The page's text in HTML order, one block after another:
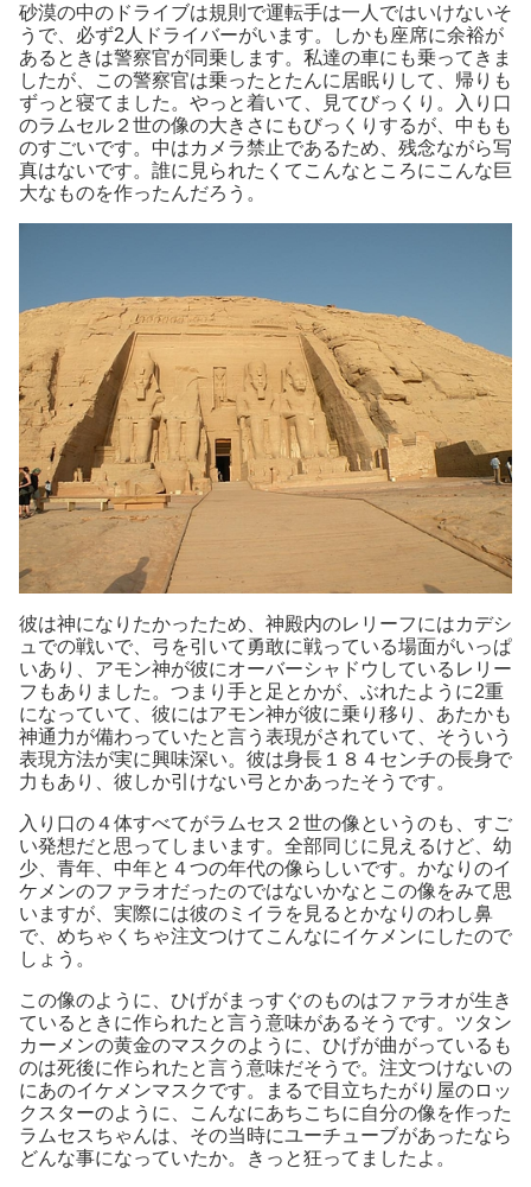
砂漠の中のドライブは規則で運転手は一人ではいけないそ
うで、必ず2人ドライバーがいます。しかも座席に余裕が
あるときは警察官が同乗します。私達の車にも乗ってきま
したが、この警察官は乗ったとたんに居眠りして、帰りも
ずっと寝てました。やっと着いて、見てびっくり。入り口
のラムセル２世の像の大きさにもびっくりするが、中もも
のすごいです。中はカメラ禁止であるため、残念ながら写
真はないです。誰に見られたくてこんなところにこんな巨
大なものを作ったんだろう。
彼は神になりたかったため、神殿内のレリーフにはカデシ
ュでの戦いで、弓を引いて勇敢に戦っている場面がいっぱ
いあり、アモン神が彼にオーバーシャドウしているレリー
フもありました。つまり手と足とかが、ぶれたように2重
になっていて、彼にはアモン神が彼に乗り移り、あたかも
神通力が備わっていたと言う表現がされていて、そういう
表現方法が実に興味深い。彼は身長１８４センチの長身で
力もあり、彼しか引けない弓とかあったそうです。
入り口の４体すべてがラムセス２世の像というのも、すご
い発想だと思ってしまいます。全部同じに見えるけど、幼
少、青年、中年と４つの年代の像らしいです。かなりのイ
ケメンのファラオだったのではないかなとこの像をみて思
いますが、実際には彼のミイラを見るとかなりのわし鼻
で、めちゃくちゃ注文つけてこんなにイケメンにしたので
しょう。
この像のように、ひげがまっすぐのものはファラオが生き
ているときに作られたと言う意味があるそうです。ツタン
カーメンの黄金のマスクのように、ひげが曲がっているも
のは死後に作られたと言う意味だそうで。注文つけないの
にあのイケメンマスクです。まるで目立ちたがり屋のロッ
クスターのように、こんなにあちこちに自分の像を作った
ラムセスちゃんは、その当時にユーチューブがあったなら
どんな事になっていたか。きっと狂ってましたよ。